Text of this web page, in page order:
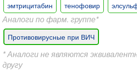
эмтрицитабин тенофовир
Аналоги по фарм. группе*
Противовирусные при ВИЧ
* Аналоги не являются
другу